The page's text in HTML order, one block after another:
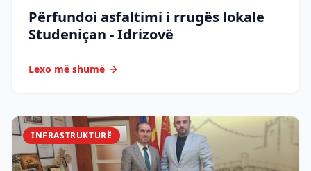
Përfundoi asfaltimi i rrugës lokale
Studeniçan - Idrizovë
Lexo më shumë
INFRASTRUKTURË